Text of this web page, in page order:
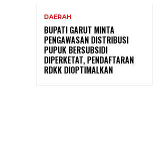
DAERAH
BUPATI GARUT MINTA
PENGAWASAN DISTRIBUSI
PUPUK BERSUBSIDI
DIPERKETAT, PENDAFTARAN
RDKK DIOPTIMALKAN